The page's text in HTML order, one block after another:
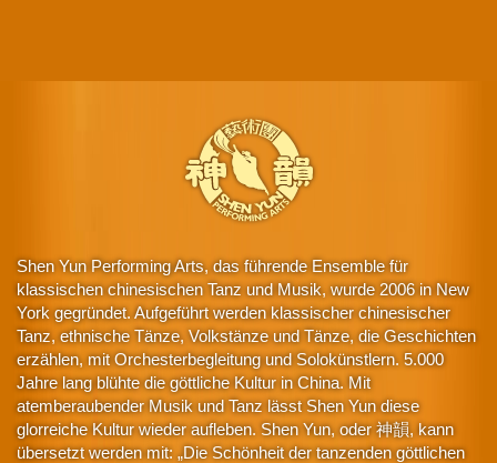
Shen Yun Performing Arts, das führende Ensemble für
klassischen chinesischen Tanz und Musik, wurde 2006 in New
York gegründet. Aufgeführt werden klassischer chinesischer
Tanz, ethnische Tänze, Volkstänze und Tänze, die Geschichten
erzählen, mit Orchesterbegleitung und Solokünstlern. 5.000
Jahre lang blühte die göttliche Kultur in China. Mit
atemberaubender Musik und Tanz lässt Shen Yun diese
glorreiche Kultur wieder aufleben. Shen Yun, oder 神韻, kann
übersetzt werden mit: „Die Schönheit der tanzenden göttlichen